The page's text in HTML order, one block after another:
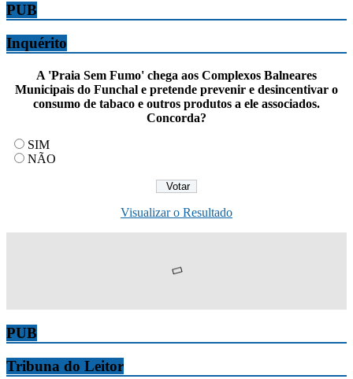
PUB
Inquérito
A 'Praia Sem Fumo' chega aos Complexos Balneares
Municipais do Funchal e pretende prevenir e desincentivar o
consumo de tabaco e outros produtos a ele associados.
Concorda?
SIM
NÃO
Visualizar o Resultado
PUB
Tribuna do Leitor